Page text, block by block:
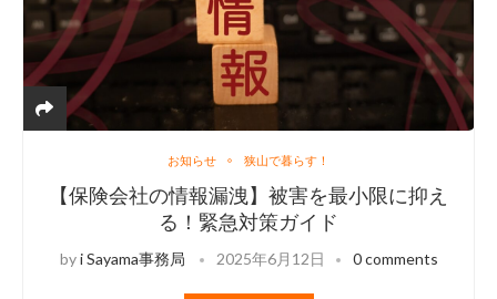
お知らせ 狭山で暮らす！
【保険会社の情報漏洩】被害を最小限に抑え
る！緊急対策ガイド
byi Sayama事務局 2025年6月12日 0 comments